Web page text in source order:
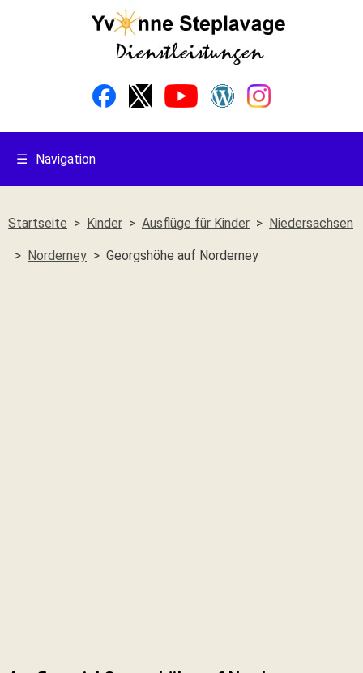
☰ Navigation
Startseite Kinder Ausflüge für Kinder Niedersachsen
Norderney Georgshöhe auf Norderney